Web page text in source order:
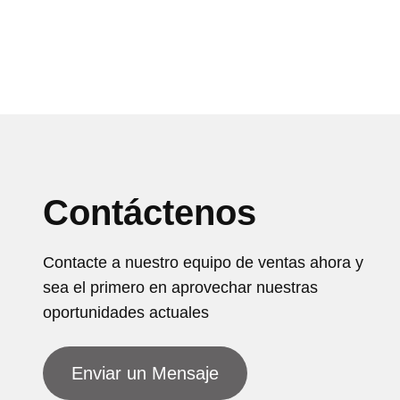
Contáctenos
Contacte a nuestro equipo de ventas ahora y
sea el primero en aprovechar nuestras
oportunidades actuales
Enviar un Mensaje